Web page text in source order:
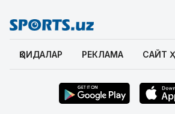
ҚОИДАЛАР РЕКЛАМА САЙТ